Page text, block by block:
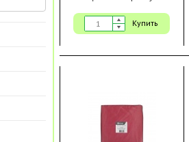
Купить